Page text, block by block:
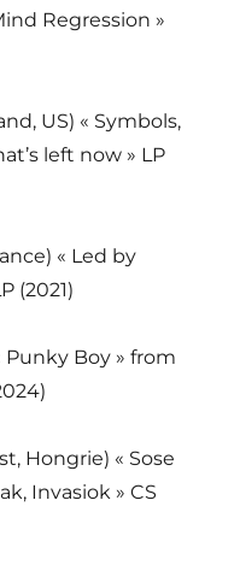
Regression »
US) « Symbols,
left now » LP
« Led by
(2021)
Punky Boy » from
Hongrie) « Sose
Invasiok » CS